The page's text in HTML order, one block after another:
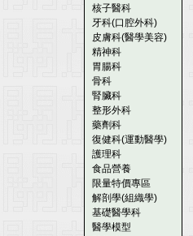
核子醫科
牙科(口腔外科)
皮膚科(醫學美容)
精神科
胃腸科
骨科
腎臟科
整形外科
藥劑科
復健科(運動醫學)
護理科
食品營養
限量特價專區
解剖學(組織學)
基礎醫學科
醫學模型